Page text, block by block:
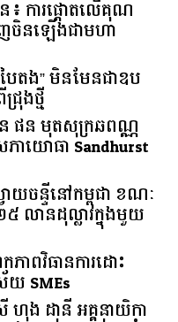
ការផ្តោតលើគុណ
ញចិនឡើងជាមហា
បៃតង” មិនមែនជាឧប
រុងថ្មី
ផន មុតសុក្រឆពណ្ណ
ភាយោធា Sandhurst
ាយចន្ទី​នៅ​កម្ពុជា​ ​ខណៈ​
លាន​ដុល្លារ​ក្នុង​មួយ​
ាព​វិធានការ​ដោះ
​SMEs​
ដានី អគ្គ​នាយិកា​